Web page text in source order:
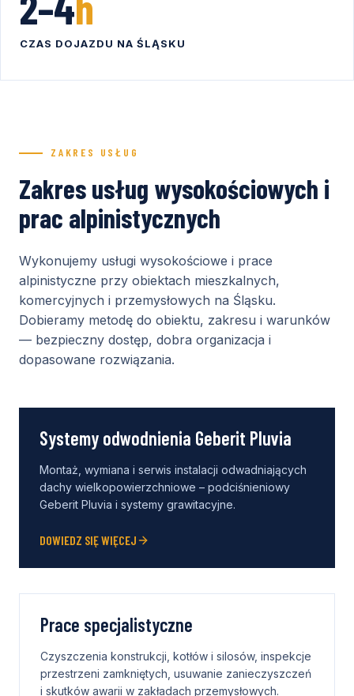
CZAS DOJAZDU NA ŚLĄSKU
ZAKRES USŁUG
Zakres usług wysokościowych i
prac alpinistycznych
Wykonujemy usługi wysokościowe i prace
alpinistyczne przy obiektach mieszkalnych,
komercyjnych i przemysłowych na Śląsku.
Dobieramy metodę do obiektu, zakresu i warunków
— bezpieczny dostęp, dobra organizacja i
dopasowane rozwiązania.
Systemy odwodnienia Geberit Pluvia
Montaż, wymiana i serwis instalacji odwadniających
dachy wielkopowierzchniowe – podciśnieniowy
Geberit Pluvia i systemy grawitacyjne.
DOWIEDZ SIĘ WIĘCEJ
Prace specjalistyczne
Czyszczenia konstrukcji, kotłów i silosów, inspekcje
przestrzeni zamkniętych, usuwanie zanieczyszczeń
i skutków awarii w zakładach przemysłowych.